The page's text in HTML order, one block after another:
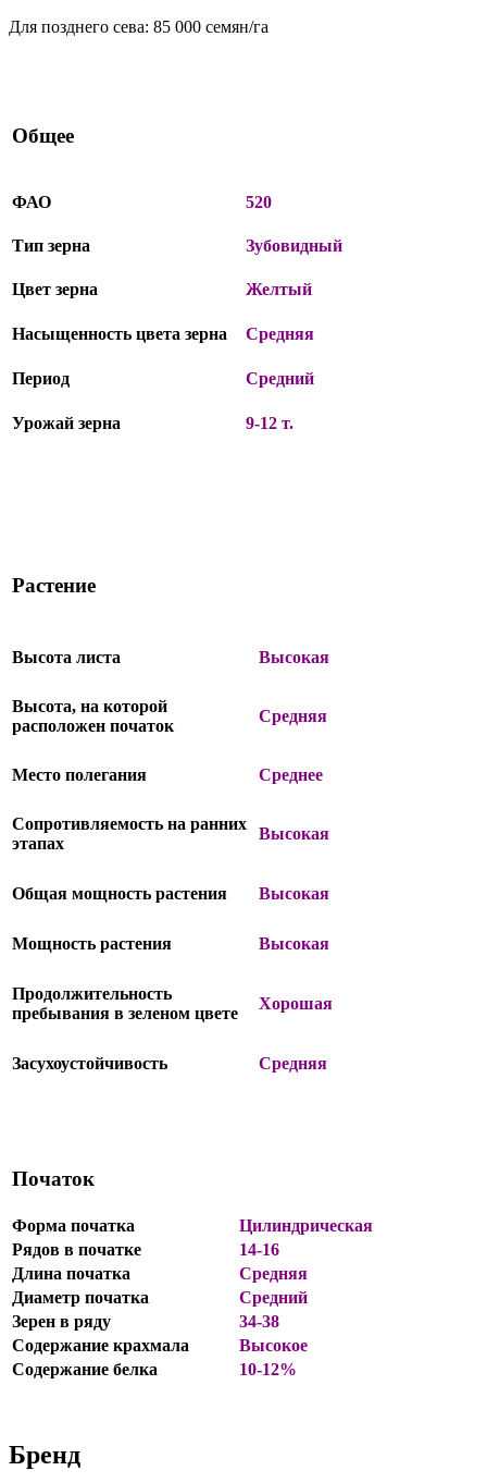
Для позднего сева: 85 000 семян/га
Общее
ФАО 520
Тип зерна Зубовидный
Цвет зерна Желтый
Насыщенность цвета зерна Средняя
Период Средний
Урожай зерна 9-12 т.
Растение
Высота листа Высокая
Высота, на которой
расположен початок
Средняя
Место полегания Среднее
Сопротивляемость на ранних
этапах
Высокая
Общая мощность растения Высокая
Мощность растения Высокая
Продолжительность
пребывания в зеленом цвете
Хорошая
Засухоустойчивость Средняя
Початок
Форма початка
Цилиндрическая
Рядов в початке
14-16
Длина початка
Средняя
Диаметр початка
Средний
Зерен в ряду
34-38
Содержание крахмала
Высокое
Содержание белка
10-12%
Бренд